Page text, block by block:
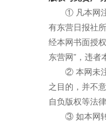
① 凡本网
有东营日报社
经本网书面授
东营网”，违者
② 本网未
之目的，并不
自负版权等法
③ 如本网